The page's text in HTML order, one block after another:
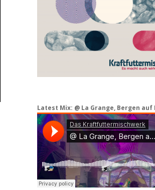
Latest Mix: @ La Grange, Bergen auf